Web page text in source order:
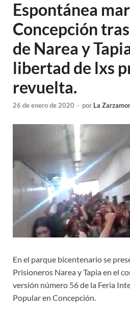
Espontánea
Concepción
de Narea y
libertad de lxs
revuelta.
26 de enero de 2020 - por La
En el parque bicentenario se
Prisioneros Narea y Tapia en el
versión número 56 de la Feria
Popular en Concepción.